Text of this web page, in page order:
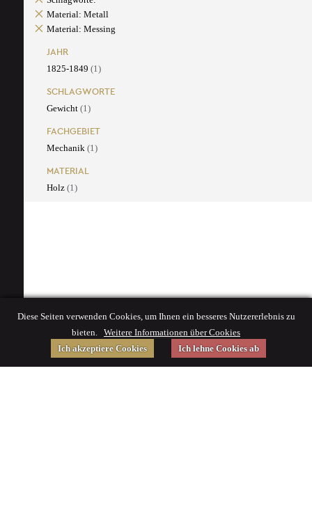
Material: Metall
Material: Messing
JAHR
1825-1849 (1)
SCHLAGWORTE
Gewicht (1)
FACHGEBIET
Mechanik (1)
MATERIAL
Holz (1)
Diese Seiten verwenden Cookies, um Ihnen ein besseres Nutzererlebnis zu
bieten. Weitere Informationen über Cookies
Ich akzeptiere Cookies
Ich lehne Cookies ab